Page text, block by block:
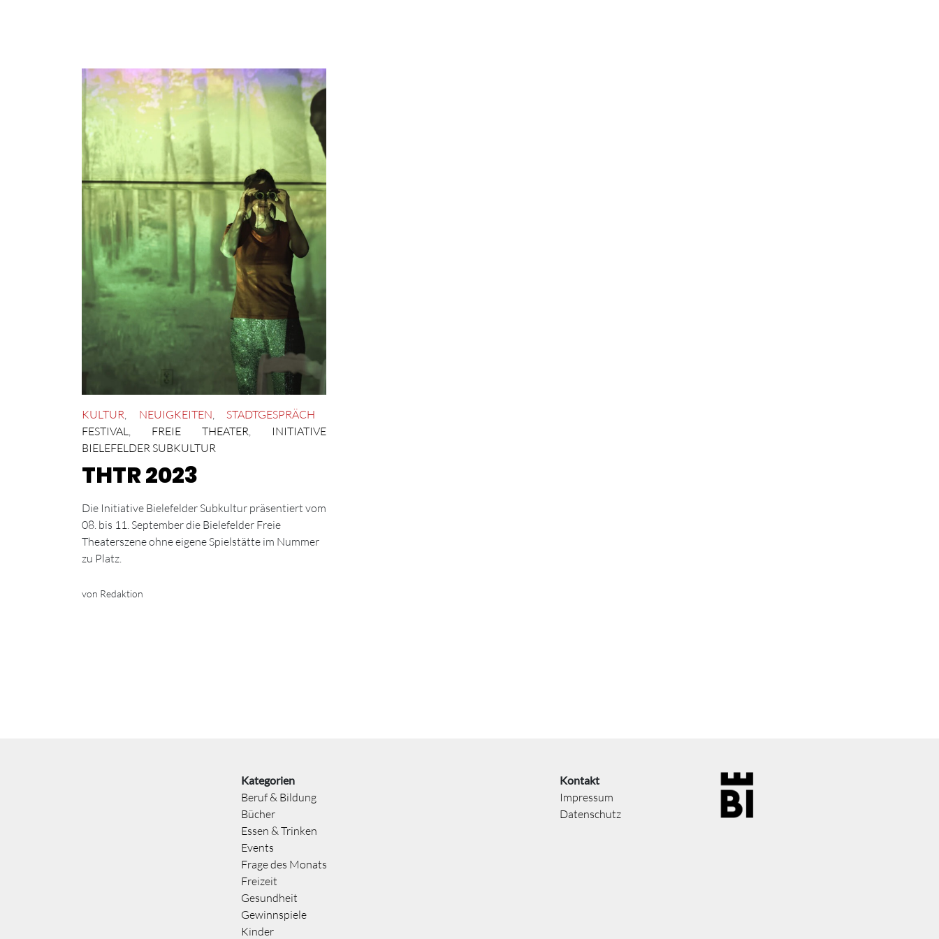
KULTUR NEUIGKEITEN
STADTGESPRÄCH
FESTIVAL
FREIE THEATER
INITIATIVE
BIELEFELDER SUBKULTUR
THTR 2023
Die Initiative Bielefelder Subkultur präsentiert vom
08. bis 11. September die Bielefelder Freie
Theaterszene ohne eigene Spielstätte im Nummer
zu Platz.
von Redaktion
Kategorien
Beruf & Bildung
Bücher
Essen & Trinken
Events
Frage des Monats
Freizeit
Gesundheit
Gewinnspiele
Kinder
Kontakt
Impressum
Datenschutz